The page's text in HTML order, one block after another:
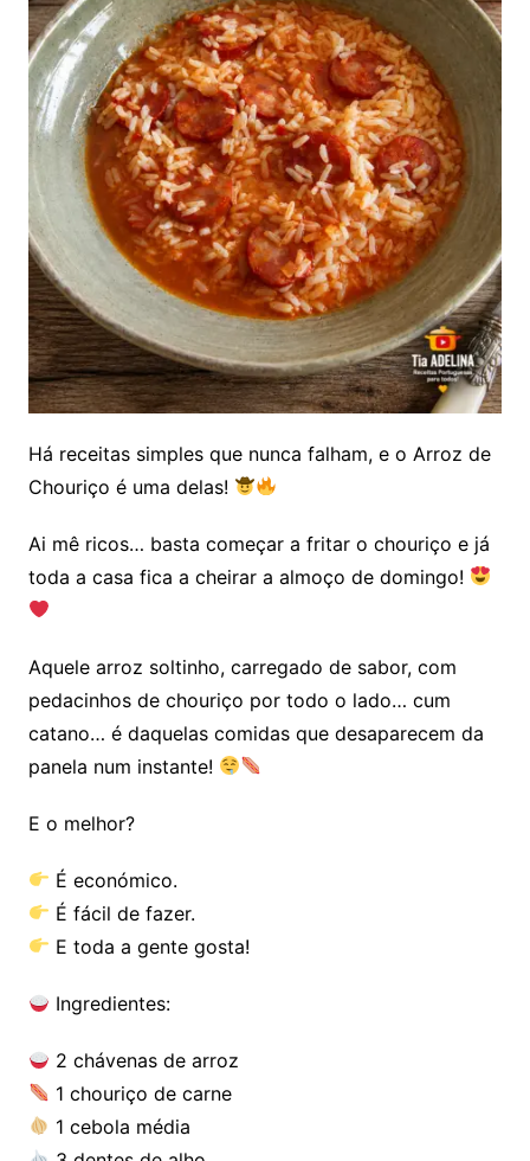
Há receitas simples que nunca falham, e o Arroz de
Chouriço é uma delas!
Ai mê ricos… basta começar a fritar o chouriço e já
toda a casa fica a cheirar a almoço de domingo!
Aquele arroz soltinho, carregado de sabor, com
pedacinhos de chouriço por todo o lado… cum
catano… é daquelas comidas que desaparecem da
panela num instante!
E o melhor?
É económico.
É fácil de fazer.
E toda a gente gosta!
Ingredientes:
2 chávenas de arroz
1 chouriço de carne
1 cebola média